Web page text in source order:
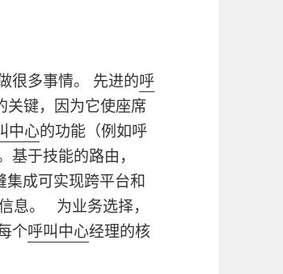
很多事情。 先进的呼
关键，因为它使座席
中心的功能（例如呼
于技能的路由，
成可实现跨平台和
息。 为业务选择，
个呼叫中心经理的核